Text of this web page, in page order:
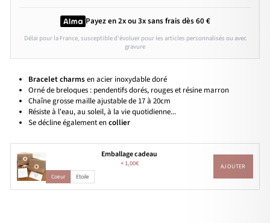
Payez en 2x ou 3xsans fraisdès 60 €
Délai pour la France, susceptible d'évoluer pour les articles personnalisés ou avec
gravure
Bracelet charmsen acier inoxydable doré
Orné de breloques : pendentifs dorés, rouges et résine marron
Chaîne grosse maille ajustable de 17 à 20cm
Résiste à l'eau, au soleil, à la vie quotidienne...
Se décline également encollier
Emballage cadeau
+1,00€
Coeur Etoile
AJOUTER